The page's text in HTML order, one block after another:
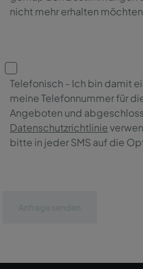
nicht mehr erhalten
Telefonisch - Ich bin damit
meine Telefonnummer für
Angeboten und
Datenschutzrichtlinie
bitte in jeder SMS auf die